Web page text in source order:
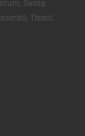
Santa
Tissot.